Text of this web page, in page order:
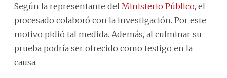
Según la representante del Ministerio Público, el
procesado colaboró con la investigación. Por este
motivo pidió tal medida. Además, al culminar su
prueba podría ser ofrecido como testigo en la
causa.